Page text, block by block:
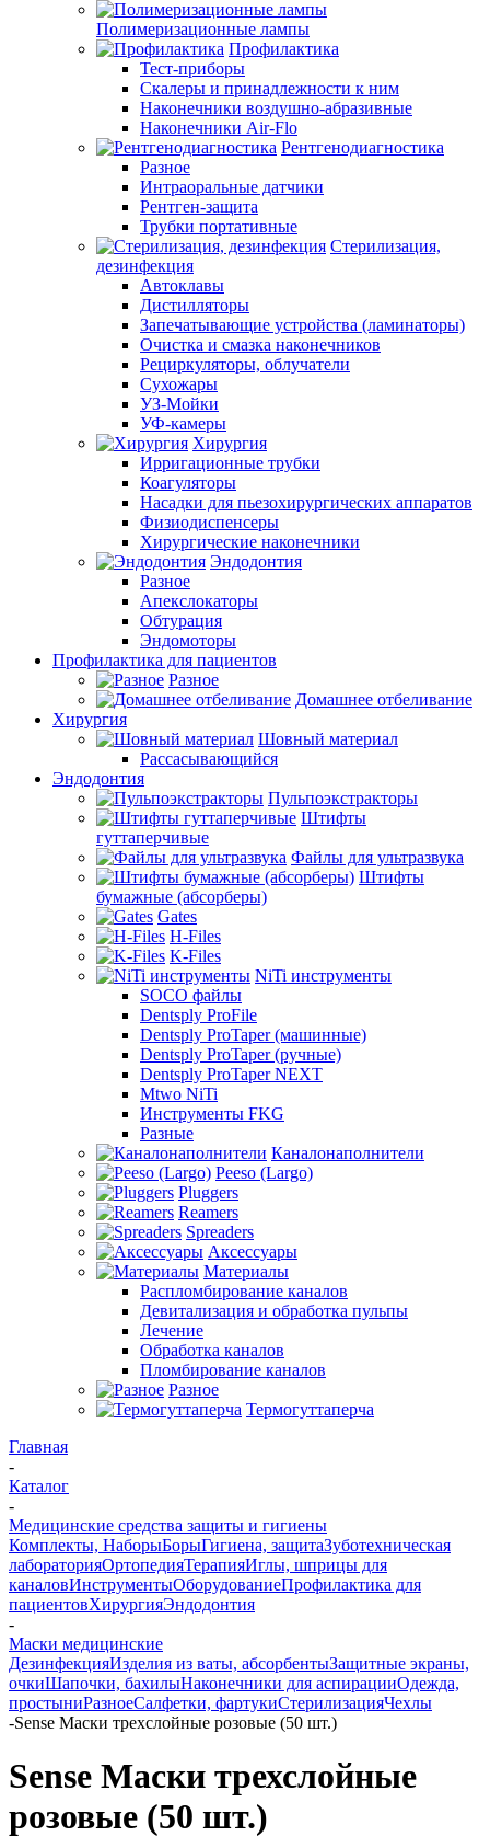
Полимеризационные лампы
Профилактика
Тест-приборы
Скалеры и принадлежности к ним
Наконечники воздушно-абразивные
Наконечники Air-Flo
Рентгенодиагностика
Разное
Интраоральные датчики
Рентген-защита
Трубки портативные
Стерилизация,
дезинфекция
Автоклавы
Дистилляторы
Запечатывающие устройства (ламинаторы)
Очистка и смазка наконечников
Рециркуляторы, облучатели
Сухожары
УЗ-Мойки
УФ-камеры
Хирургия
Ирригационные трубки
Коагуляторы
Насадки для пьезохирургических аппаратов
Физиодиспенсеры
Хирургические наконечники
Эндодонтия
Разное
Апекслокаторы
Обтурация
Эндомоторы
Профилактика для пациентов
Разное
Домашнее отбеливание
Хирургия
Шовный материал
Рассасывающийся
Эндодонтия
Пульпоэкстракторы
Штифты
гуттаперчивые
Файлы для ультразвука
Штифты
бумажные (абсорберы)
Gates
H-Files
K-Files
NiTi инструменты
SOCO файлы
Dentsply ProFile
Dentsply ProTaper (машинные)
Dentsply ProTaper (ручные)
Dentsply ProTaper NEXT
Mtwo NiTi
Инструменты FKG
Разные
Каналонаполнители
Peeso (Largo)
Pluggers
Reamers
Spreaders
Аксессуары
Материалы
Распломбирование каналов
Девитализация и обработка пульпы
Лечение
Обработка каналов
Пломбирование каналов
Разное
Термогуттаперча
Главная
-
Каталог
-
Медицинские средства защиты и гигиены
Комплекты, НаборыБорыГигиена, защитаЗуботехническая
лабораторияОртопедияТерапияИглы, шприцы для
каналовИнструментыОборудованиеПрофилактика для
пациентовХирургияЭндодонтия
-
Маски медицинские
ДезинфекцияИзделия из ваты, абсорбентыЗащитные экраны,
очкиШапочки, бахилыНаконечники для аспирацииОдежда,
простыниРазноеСалфетки, фартукиСтерилизацияЧехлы
-Sense Маски трехслойные розовые (50 шт.)
Sense Маски трехслойные
розовые (50 шт.)